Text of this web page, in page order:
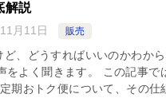
解説
月11日 販売
、どうすればいいのかわか
よく聞きます。 この記事で
期おトク便について、その仕